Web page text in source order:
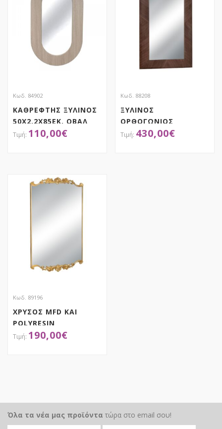
Κωδ. 84902
ΚΑΘΡΕΦΤΗΣ ΞΥΛΙΝΟΣ
50Χ2.2Χ85ΕΚ. ΟΒΑΛ
ΜΠΕΖ110,00€
Κωδ. 88208
ΞΥΛΙΝΟΣ
ΟΡΘΟΓΩΝΙΟΣ
ΚΑΘΡΕΦΤΗΣ
430,00€
Κωδ. 89196
ΧΡΥΣΟΣ MFD ΚΑΙ
POLYRESIN
ΚΑΘΡΕΦΤΗΣ ΤΟΙΧΟΥ
190,00€
Όλα τα νέα μας προϊόντα τώρα στο email σου!